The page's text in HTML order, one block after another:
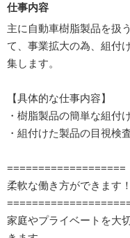
仕事内容
主に自動車樹脂製品を扱
て、事業拡大の為、組付
集します。
【具体的な仕事内容】
・樹脂製品の簡単な組付
・組付けた製品の目視検
===================
柔軟な働き方ができます！
家庭やプライベートを大